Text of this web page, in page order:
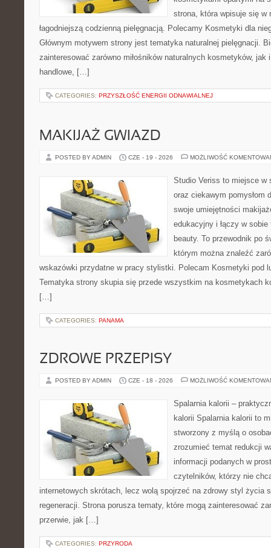
strona, która wpisuje się w
łagodniejszą codzienną pielęgnacją. Polecamy Kosmetyki dla
Głównym motywem strony jest tematyka naturalnej pielęgnacji.
zainteresować zarówno miłośników naturalnych kosmetyków, jak
handlowe, […]
CATEGORIES: PRZYSZŁOŚĆ ENERGII ODNAWIALNEJ
MAKIJAŻ GWIAZD
POSTED BY ADMIN CZE - 19 - 2026 MOŻLIWOŚĆ
Studio Veriss to miejsce w
oraz ciekawym pomysłom
swoje umiejętności
edukacyjny i łączy w
beauty. To przewodnik po
którym można znaleźć
wskazówki przydatne w pracy stylistki. Polecam Kosmetyki pod
Tematyka strony skupia się przede wszystkim na kosmetykach
[…]
CATEGORIES: PANAMA
ZDROWE PRZEPISY
POSTED BY ADMIN CZE - 18 - 2026 MOŻLIWOŚĆ
Spalarnia kalorii –
kalorii Spalarnia kalorii to
stworzony z myślą o
zrozumieć temat redukcji
informacji podanych w
czytelników, którzy nie
internetowych skrótach, lecz wolą spojrzeć na zdrowy styl życia
regeneracji. Strona porusza tematy, które mogą zainteresować
przerwie, jak […]
CATEGORIES: PRZYRODA